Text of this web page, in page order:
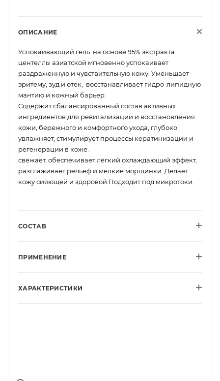
ОПИСАНИЕ
Успокаивающий гель на основе 95% экстракта
центеллы азиатской мгновенно успокаивает
раздраженную и чувствительную кожу. Уменьшает
эритему, зуд и отек, восстанавливает гидро-липидную
мантию и кожный барьер.
Содержит сбалансированный состав активных
ингредиентов для ревитализации и восстановления
кожи, бережного и комфортного ухода, глубоко
увлажняет, стимулирует процессы кератинизации и
регенерации в коже.
свежает, обеспечивает лёгкий охлаждающий эффект,
разглаживает рельеф и мелкие морщинки. Делает
кожу сияющей и здоровой.Подходит под микротоки.
СОСТАВ
ПРИМЕНЕНИЕ
ХАРАКТЕРИСТИКИ